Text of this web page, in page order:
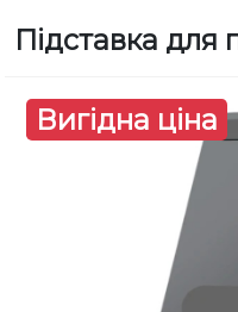
Підставка для
Вигідна ціна